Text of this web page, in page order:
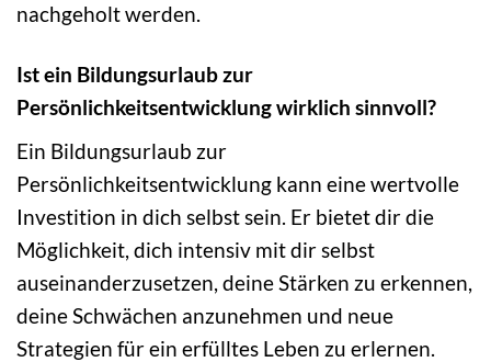
nachgeholt werden.
Ist ein Bildungsurlaub zur
Persönlichkeitsentwicklung wirklich sinnvoll?
Ein Bildungsurlaub zur
Persönlichkeitsentwicklung kann eine wertvolle
Investition in dich selbst sein. Er bietet dir die
Möglichkeit, dich intensiv mit dir selbst
auseinanderzusetzen, deine Stärken zu erkennen,
deine Schwächen anzunehmen und neue
Strategien für ein erfülltes Leben zu erlernen.